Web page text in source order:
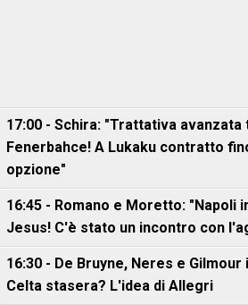
17:00 - Schira: "Trattativa avanzata
Fenerbahce! A Lukaku contratto
opzione"
16:45 - Romano e Moretto: "Napoli
Jesus! C'è stato un incontro con
16:30 - De Bruyne, Neres e
Celta stasera? L'idea di Allegri